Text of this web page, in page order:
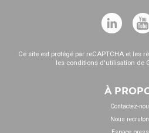
Ce site est protégé par reCAPTCHA et les
les conditions d'utilisation de
À
Contactez-
Nous